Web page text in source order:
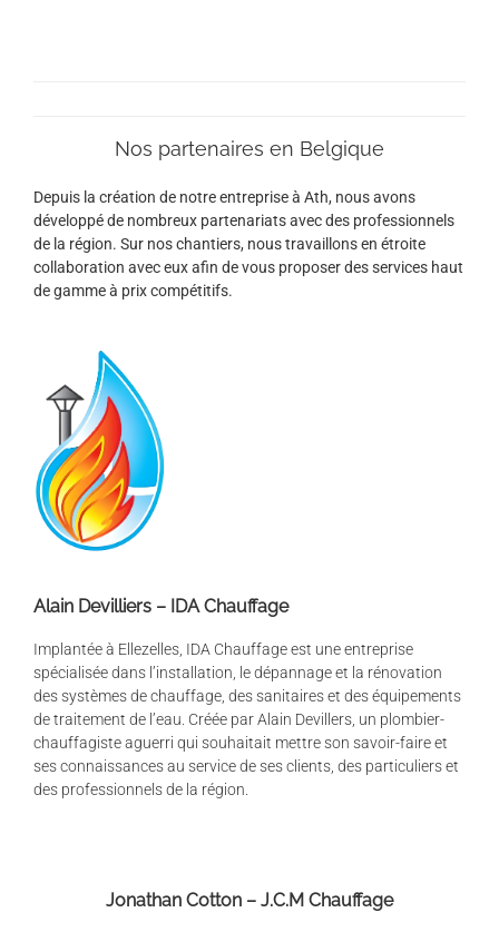
Nos partenaires en Belgique
Depuis la création de notre entreprise à Ath, nous avons
développé de nombreux partenariats avec des professionnels
de la région. Sur nos chantiers, nous travaillons en étroite
collaboration avec eux afin de vous proposer des services haut
de gamme à prix compétitifs.
Alain Devilliers – IDA Chauffage
Implantée à Ellezelles, IDA Chauffage est une entreprise
spécialisée dans l’installation, le dépannage et la rénovation
des systèmes de chauffage, des sanitaires et des équipements
de traitement de l’eau. Créée par Alain Devillers, un plombier-
chauffagiste aguerri qui souhaitait mettre son savoir-faire et
ses connaissances au service de ses clients, des particuliers et
des professionnels de la région.
Jonathan Cotton – J.C.M Chauffage